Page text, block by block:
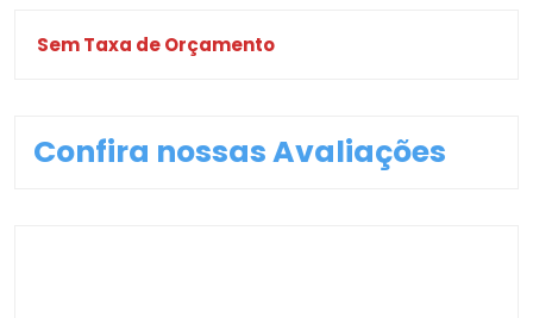
Sem Taxa de Orçamento
Confira nossas Avaliações